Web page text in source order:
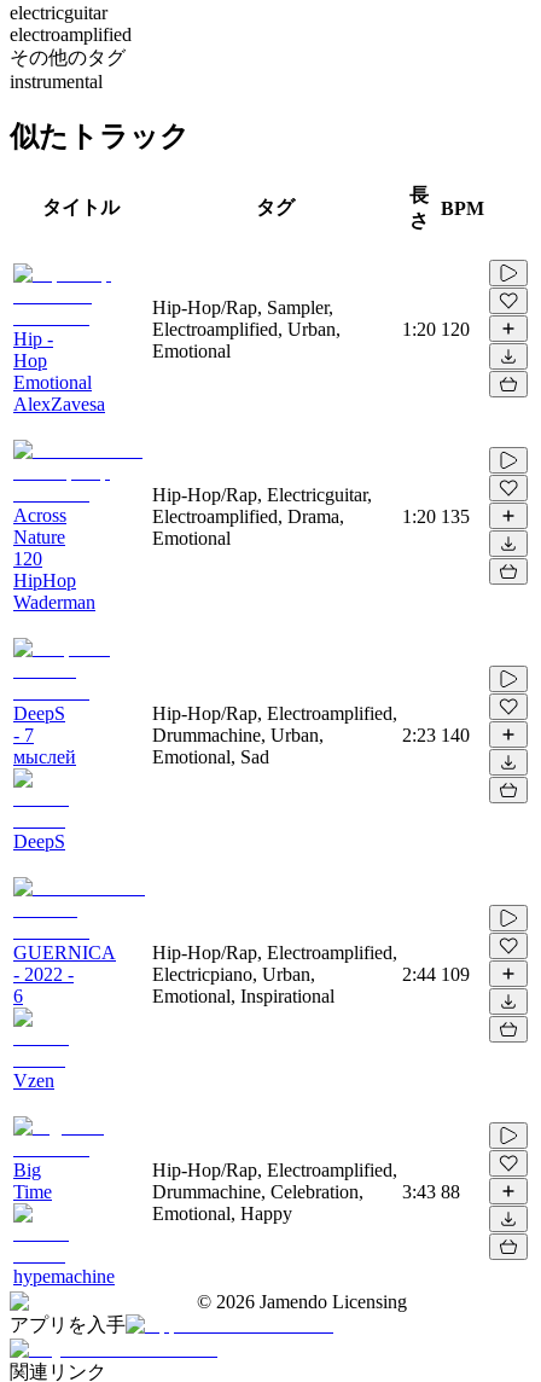
electricguitar
electroamplified
その他のタグ
instrumental
似たトラック
タイトル タグ
長
さ
BPM
Hip -
Hop
Emotional
AlexZavesa
Hip-Hop/Rap, Sampler,
Electroamplified, Urban,
Emotional
1:20 120
Across
Nature
120
HipHop
Waderman
Hip-Hop/Rap, Electricguitar,
Electroamplified, Drama,
Emotional
1:20 135
DeepS
- 7
мыслей
DeepS
Hip-Hop/Rap, Electroamplified,
Drummachine, Urban,
Emotional, Sad
2:23 140
GUERNICA
- 2022 -
6
Vzen
Hip-Hop/Rap, Electroamplified,
Electricpiano, Urban,
Emotional, Inspirational
2:44 109
Big
Time
hypemachine
Hip-Hop/Rap, Electroamplified,
Drummachine, Celebration,
Emotional, Happy
3:43 88
© 2026 Jamendo Licensing
アプリを入手
関連リンク